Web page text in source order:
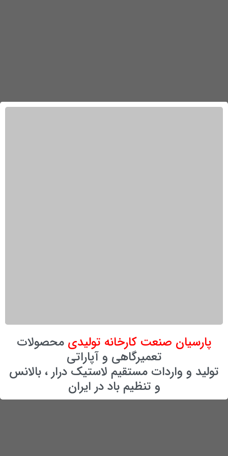
پارسیان صنعت کارخانه تولیدی محصولات
تعمیرگاهی و آپاراتی
تولید و واردات مستقیم لاستیک درار ، بالانس
و تنظیم باد در ایران